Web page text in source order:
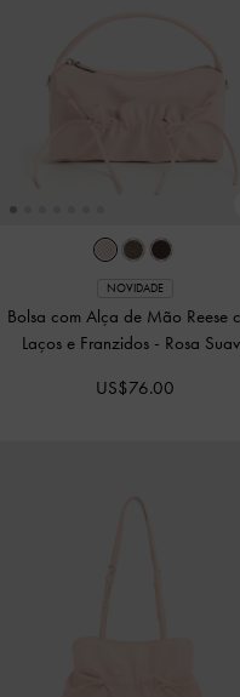
NOVIDADE
Bolsa com Alça de Mão Reese
Laços e Franzidos - Rosa
US$76.00